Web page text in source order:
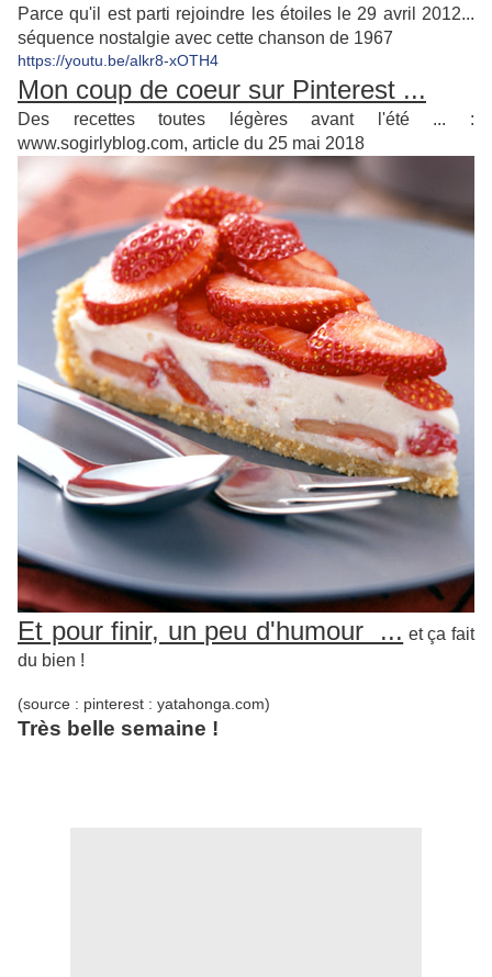
Parce qu'il est parti rejoindre les étoiles le 29 avril 2012...
séquence nostalgie avec cette chanson de 1967
https://youtu.be/alkr8-xOTH4
Mon coup de coeur sur Pinterest ...
Des recettes toutes légères avant l'été ... :
www.sogirlyblog.com, article du 25 mai 2018
Et pour finir, un peu d'humour ... et ça fait
du bien !
(source : pinterest : yatahonga.com)
Très belle semaine !